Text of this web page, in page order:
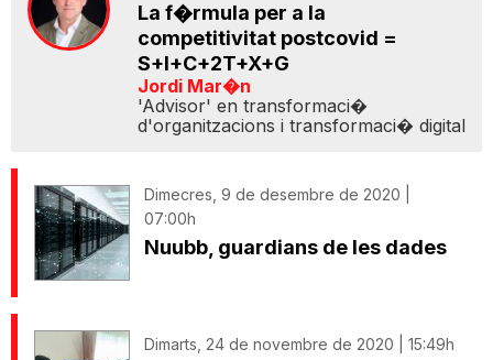
La f�rmula per a la
competitivitat postcovid =
S+I+C+2T+X+G
Jordi Mar�n
'Advisor' en transformaci�
d'organitzacions i transformaci� digital
Dimecres, 9 de desembre de 2020 |
07:00h
Nuubb, guardians de les dades
Dimarts, 24 de novembre de 2020 | 15:49h